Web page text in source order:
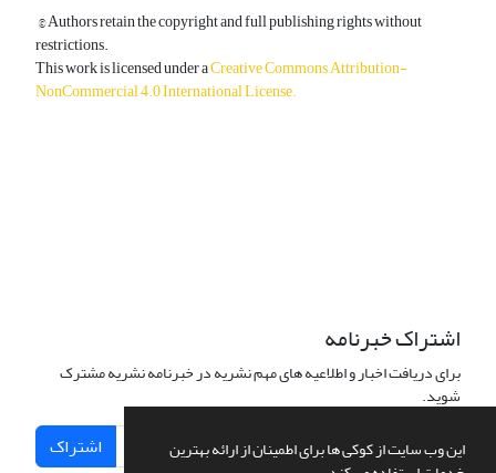
این وب سایت از کوکی ها برای اطمینان از ارائه بهترین
© Authors retain the copyright and full publishing rights without
restrictions.
This work is licensed under aCreative Commons Attribution-
NonCommercial 4.0 International License.
اشتراک خبرنامه
برای دریافت اخبار و اطلاعیه های مهم نشریه در خبرنامه نشریه مشترک
شوید.
اشتراک